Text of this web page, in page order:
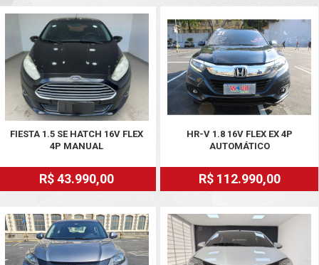
FIESTA 1.5 SE HATCH 16V FLEX
4P MANUAL
R$ 43.990,00
HR-V 1.8 16V FLEX EX 4P
AUTOMÁTICO
R$ 112.990,00